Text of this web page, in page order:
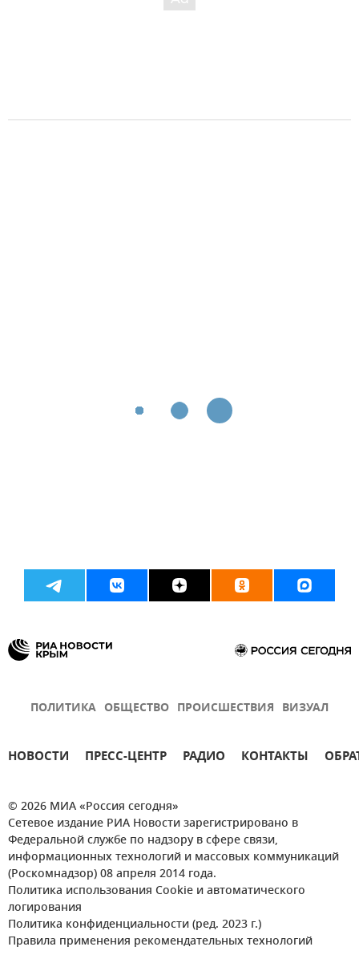
ПОЛИТИКА ОБЩЕСТВО ПРОИСШЕСТВИЯ ВИЗУАЛ
НОВОСТИ ПРЕСС-ЦЕНТР РАДИО КОНТАКТЫ
© 2026 МИА «Россия сегодня»
Сетевое издание РИА Новости зарегистрировано в
Федеральной службе по надзору в сфере связи,
информационных технологий и массовых коммуникаций
(Роскомнадзор) 08 апреля 2014 года.
Политика использования Cookie и автоматического
логирования
Политика конфиденциальности (ред. 2023 г.)
Правила применения рекомендательных технологий